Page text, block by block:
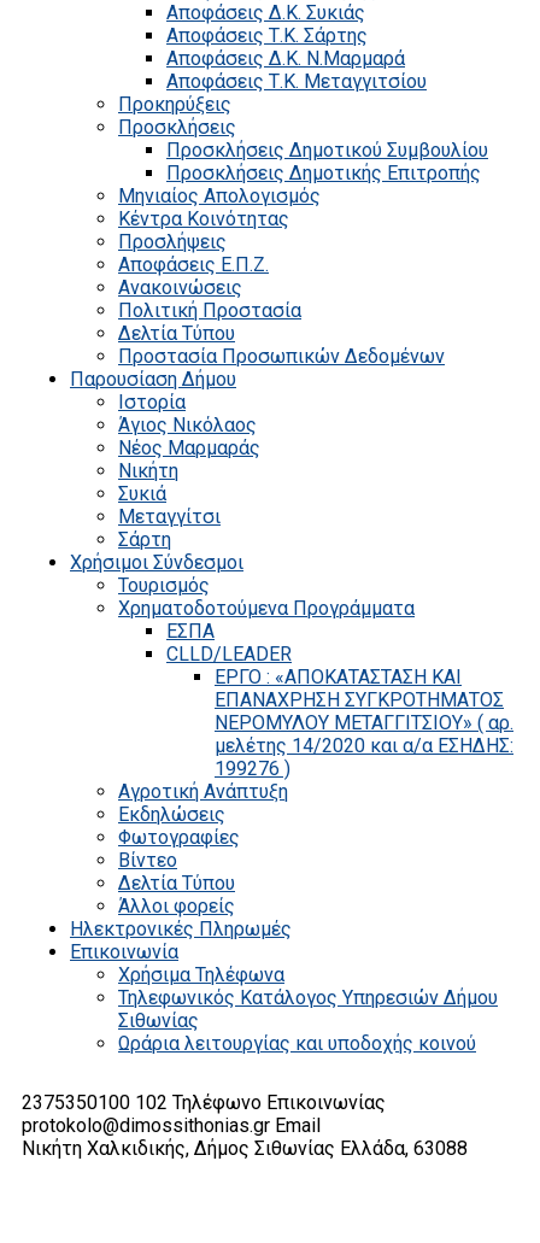
Αποφάσεις Δ.Κ. Συκιάς
Αποφάσεις Τ.Κ. Σάρτης
Αποφάσεις Δ.Κ. Ν.Μαρμαρά
Αποφάσεις Τ.Κ. Μεταγγιτσίου
Προκηρύξεις
Προσκλήσεις
Προσκλήσεις Δημοτικού Συμβουλίου
Προσκλήσεις Δημοτικής Επιτροπής
Μηνιαίος Απολογισμός
Κέντρα Κοινότητας
Προσλήψεις
Αποφάσεις Ε.Π.Ζ.
Ανακοινώσεις
Πολιτική Προστασία
Δελτία Τύπου
Προστασία Προσωπικών Δεδομένων
Παρουσίαση Δήμου
Ιστορία
Άγιος Νικόλαος
Νέος Μαρμαράς
Νικήτη
Συκιά
Μεταγγίτσι
Σάρτη
Χρήσιμοι Σύνδεσμοι
Τουρισμός
Χρηματοδοτούμενα Προγράμματα
ΕΣΠΑ
CLLD/LEADER
ΕΡΓΟ : «ΑΠΟΚΑΤΑΣΤΑΣΗ ΚΑΙ
ΕΠΑΝΑΧΡΗΣΗ ΣΥΓΚΡΟΤΗΜΑΤΟΣ
ΝΕΡΟΜΥΛΟΥ ΜΕΤΑΓΓΙΤΣΙΟΥ» ( αρ.
μελέτης 14/2020 και α/α ΕΣΗΔΗΣ:
199276 )
Αγροτική Ανάπτυξη
Εκδηλώσεις
Φωτογραφίες
Βίντεο
Δελτία Τύπου
Άλλοι φορείς
Ηλεκτρονικές Πληρωμές
Επικοινωνία
Χρήσιμα Τηλέφωνα
Τηλεφωνικός Κατάλογος Υπηρεσιών Δήμου
Σιθωνίας
Ωράρια λειτουργίας και υποδοχής κοινού
2375350100 102 Τηλέφωνο Επικοινωνίας
protokolo@dimossithonias.gr Email
Νικήτη Χαλκιδικής, Δήμος Σιθωνίας Ελλάδα, 63088